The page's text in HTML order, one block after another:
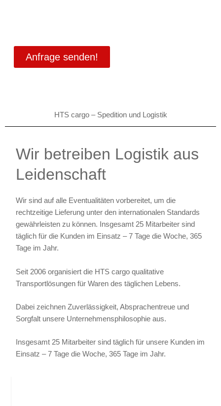
Anfrage senden!
HTS cargo – Spedition und Logistik
Wir betreiben Logistik aus
Leidenschaft
Wir sind auf alle Eventualitäten vorbereitet, um die
rechtzeitige Lieferung unter den internationalen Standards
gewährleisten zu können. Insgesamt 25 Mitarbeiter sind
täglich für die Kunden im Einsatz – 7 Tage die Woche, 365
Tage im Jahr.
Seit 2006 organisiert die HTS cargo qualitative
Transportlösungen für Waren des täglichen Lebens.
Dabei zeichnen Zuverlässigkeit, Absprachentreue und
Sorgfalt unsere Unternehmensphilosophie aus.
Insgesamt 25 Mitarbeiter sind täglich für unsere Kunden im
Einsatz – 7 Tage die Woche, 365 Tage im Jahr.